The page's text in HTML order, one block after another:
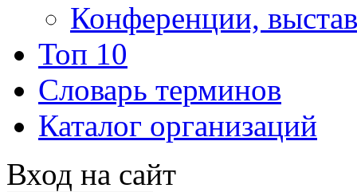
Конференции,
Топ 10
Словарь терминов
Каталог организаций
Вход на сайт